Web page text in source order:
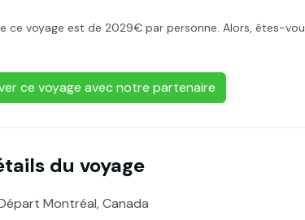
ce voyage est de 2029€ par personne. Alors, êtes-
ce voyage avec notre partenaire
du voyage
Montréal, Canada